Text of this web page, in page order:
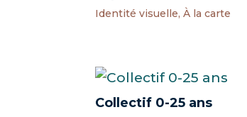
Identité visuelle,À la carte
Collectif 0-25 ans